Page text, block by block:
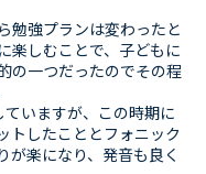
勉強プランは変わったと
楽しむことで、子どもに
の一つだったのでその程
いますが、この時期に
トしたこととフォニック
が楽になり、発音も良く